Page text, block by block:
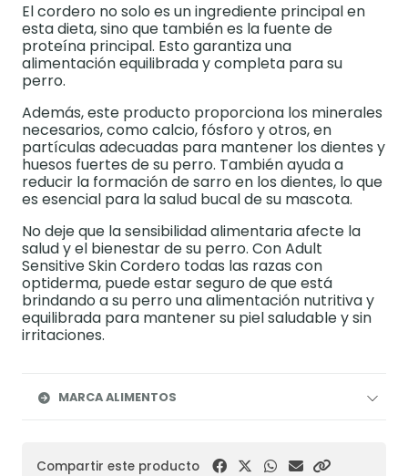
El cordero no solo es un ingrediente principal en
esta dieta, sino que también es la fuente de
proteína principal. Esto garantiza una
alimentación equilibrada y completa para su
perro.
Además, este producto proporciona los minerales
necesarios, como calcio, fósforo y otros, en
partículas adecuadas para mantener los dientes y
huesos fuertes de su perro. También ayuda a
reducir la formación de sarro en los dientes, lo que
es esencial para la salud bucal de su mascota.
No deje que la sensibilidad alimentaria afecte la
salud y el bienestar de su perro. Con Adult
Sensitive Skin Cordero todas las razas con
optiderma, puede estar seguro de que está
brindando a su perro una alimentación nutritiva y
equilibrada para mantener su piel saludable y sin
irritaciones.
MARCA ALIMENTOS
Compartir este producto